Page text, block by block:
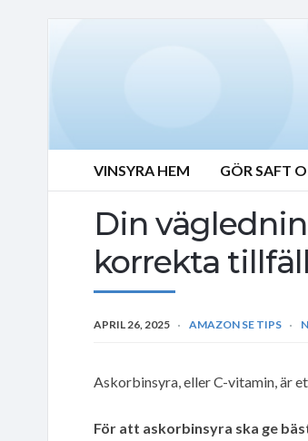
VINSYRA HEM GÖR SAFT
Din
korrekta
APRIL 26, 2025 AMAZON SE TIPS
Askorbinsyra, eller C-vitamin, är
För att askorbinsyra ska ge